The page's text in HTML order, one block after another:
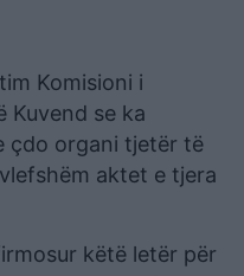
Komisioni i
Kuvend se ka
çdo organi tjetër të
aktet e tjera
këtë letër për